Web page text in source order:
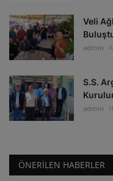
Veli
admin
S.S.
admin
ÖNERILEN HABERLER